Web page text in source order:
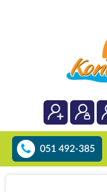
051 492-385